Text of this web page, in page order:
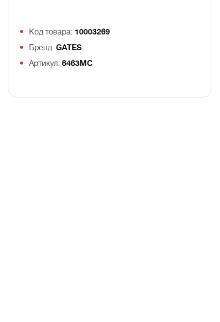
Код товара: 10003269
Бренд: GATES
Артикул: 6463MC